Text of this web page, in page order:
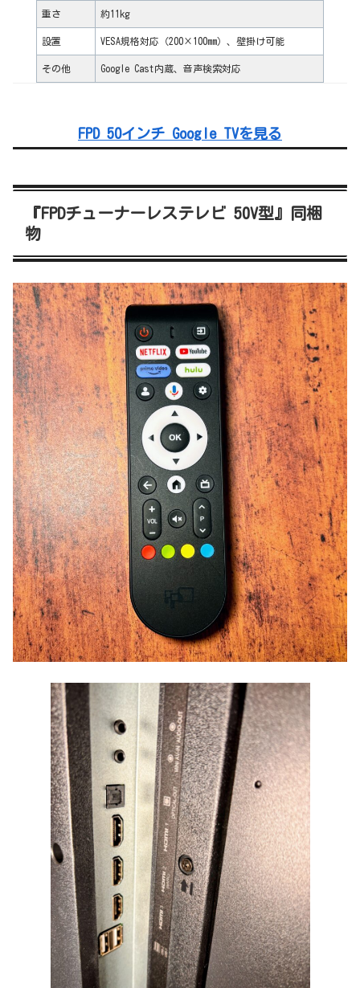
重さ 約11kg
設置 VESA規格対応（200×100mm）、壁掛け可能
その他 Google Cast内蔵、音声検索対応
FPD 50インチ Google TVを見る
『FPDチューナーレステレビ 50V型』同梱
物